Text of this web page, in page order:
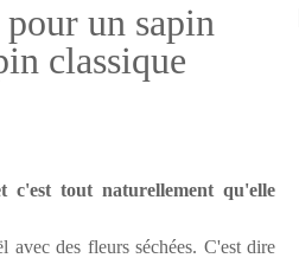
un sapin
classique
c'est tout naturellement qu'elle
avec des fleurs séchées. C'est dire